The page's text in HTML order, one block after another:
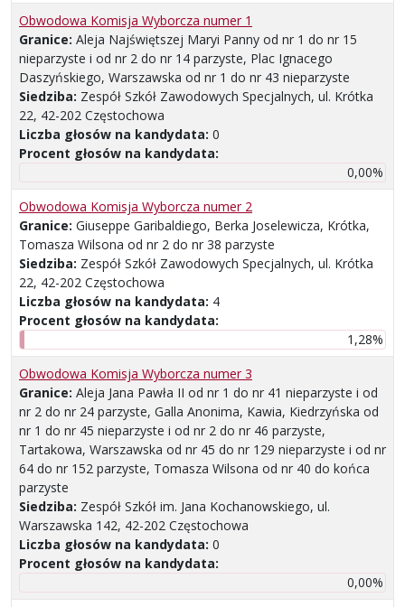
Obwodowa Komisja Wyborcza numer 1
Granice: Aleja Najświętszej Maryi Panny od nr 1 do nr 15
nieparzyste i od nr 2 do nr 14 parzyste, Plac Ignacego
Daszyńskiego, Warszawska od nr 1 do nr 43 nieparzyste
Siedziba: Zespół Szkół Zawodowych Specjalnych, ul. Krótka
22, 42-202 Częstochowa
Liczba głosów na kandydata: 0
Procent głosów na kandydata:
0,00%
Obwodowa Komisja Wyborcza numer 2
Granice: Giuseppe Garibaldiego, Berka Joselewicza, Krótka,
Tomasza Wilsona od nr 2 do nr 38 parzyste
Siedziba: Zespół Szkół Zawodowych Specjalnych, ul. Krótka
22, 42-202 Częstochowa
Liczba głosów na kandydata: 4
Procent głosów na kandydata:
1,28%
Obwodowa Komisja Wyborcza numer 3
Granice: Aleja Jana Pawła II od nr 1 do nr 41 nieparzyste i od
nr 2 do nr 24 parzyste, Galla Anonima, Kawia, Kiedrzyńska od
nr 1 do nr 45 nieparzyste i od nr 2 do nr 46 parzyste,
Tartakowa, Warszawska od nr 45 do nr 129 nieparzyste i od nr
64 do nr 152 parzyste, Tomasza Wilsona od nr 40 do końca
parzyste
Siedziba: Zespół Szkół im. Jana Kochanowskiego, ul.
Warszawska 142, 42-202 Częstochowa
Liczba głosów na kandydata: 0
Procent głosów na kandydata:
0,00%